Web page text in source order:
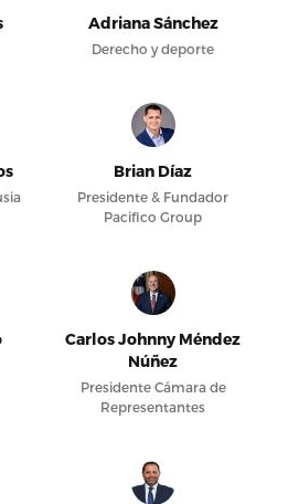
Adriana Sánchez
Derecho y deporte
Brian Díaz
Presidente & Fundador
Pacifico Group
Carlos Johnny Méndez
Núñez
Presidente Cámara de
Representantes